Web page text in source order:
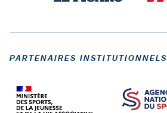
PARTENAIRES INSTITUTIONNELS